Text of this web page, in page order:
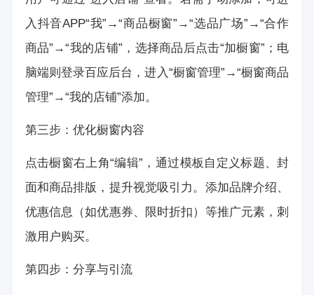
入抖音APP“我”→“商品橱窗”→“选品广场”→“合作
商品”→“我的店铺”，选择商品后点击“加橱窗”；电
脑端则登录百应后台，进入“橱窗管理”→“橱窗商品
管理”→“我的店铺”添加。
第三步：优化橱窗内容
点击橱窗右上角“编辑”，通过模板自定义标题、封
面和商品排版，提升视觉吸引力。添加品牌介绍、
优惠信息（如优惠券、限时折扣）等推广元素，刺
激用户购买。
第四步：分享与引流